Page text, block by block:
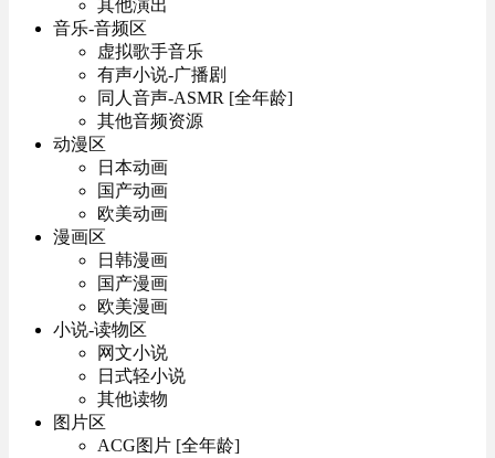
其他演出
音乐-音频区
虚拟歌手音乐
有声小说-广播剧
同人音声-ASMR [全年龄]
其他音频资源
动漫区
日本动画
国产动画
欧美动画
漫画区
日韩漫画
国产漫画
欧美漫画
小说-读物区
网文小说
日式轻小说
其他读物
图片区
ACG图片 [全年龄]